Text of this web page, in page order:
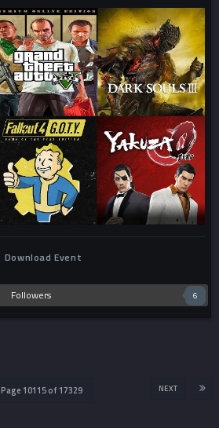
Download Event
Followers 6
NEXT
Page 10115 of 17329